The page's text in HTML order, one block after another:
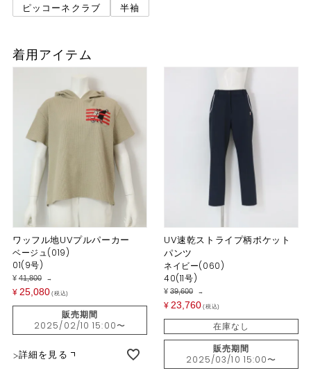
ピッコーネクラブ
半袖
着用アイテム
ワッフル地UVプルパーカー
01(9号)
ベージュ(019)
¥ 41,800 →
¥ 25,080 税込
販売期間
2025/02/10 15:00〜
詳細を見る
UV速乾ストライプ柄ポケット
パンツ
40(11号)
ネイビー(060)
¥ 39,600 →
¥ 23,760 税込
在庫なし
販売期間
2025/03/10 15:00〜